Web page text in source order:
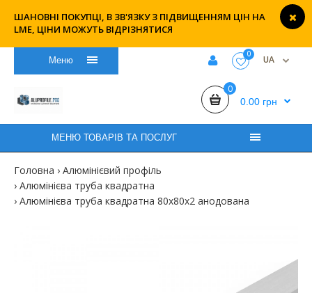
ШАНОВНІ ПОКУПЦІ, В ЗВ'ЯЗКУ З ПІДВИЩЕННЯМ ЦІН НА
LME, ЦІНИ МОЖУТЬ ВІДРІЗНЯТИСЯ
Меню
0 UA
0
0.00 грн
МЕНЮ ТОВАРІВ ТА ПОСЛУГ
Головна
Алюмінієвий профіль
Алюмінієва труба квадратна
Алюмінієва труба квадратна 80х80х2 анодована